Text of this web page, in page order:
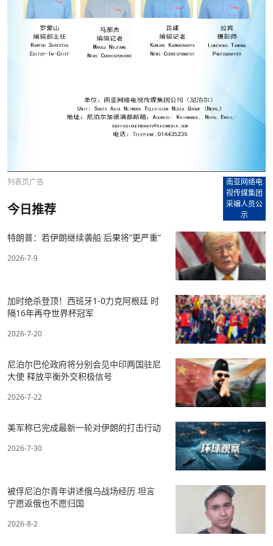
列表页广告
南亚网络电
视传媒集团
采编人员公
示
今日推荐
特朗普：若伊朗继续袭船 后果将“更严重”
2026-7-9
加时绝杀登顶！西班牙1-0力克阿根廷 时
隔16年再夺世界杯冠军
2026-7-20
尼泊尔巴伦政府将分别会见中印两国驻尼
大使 释放平衡外交积极信号
2026-7-22
美军称已完成最新一轮对伊朗的打击行动
2026-7-30
被俘尼泊尔青年讲述俄乌战场经历 坦言
宁愿返俄也不愿归国
2026-8-2